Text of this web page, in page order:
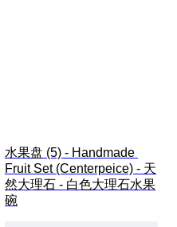
水果盘 (5) - Handmade
Fruit Set (Centerpeice) - 天
然大理石 - 白色大理石水果
碗